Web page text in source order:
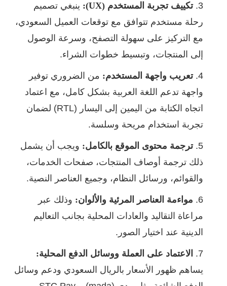
تكييف تجربة المستخدم (UX):
ينبغي تصميم
رحلة مستخدم تتوافق مع توقعات العميل السعودي،
مع التركيز على سهولة التصفح، وسرعة الوصول
إلى المنتجات، وتبسيط خطوات الشراء.
تعريب واجهة المستخدم: من الضروري توفير
واجهة تدعم اللغة العربية بشكل كامل، مع اعتماد
اتجاه الكتابة من اليمين إلى اليسار (RTL) لضمان
تجربة استخدام مريحة وسلسة.
ترجمة محتوى الموقع بالكامل: ويجب أن يشمل
ذلك ترجمة أوصاف المنتجات، صفحات الخدمات،
والقوائم، ورسائل النظام، وجميع العناصر النصية.
مواءمة العناصر المرئية والألوان: وذلك عبر
مراعاة التقاليد والعادات المحلية بجانب التعاليم
الدينية عند اختيار الصور.
الاعتماد على العملة ووسائل الدفع المحلية:
يساهم ظهور الأسعار بالريال السعودي ودعم وسائل